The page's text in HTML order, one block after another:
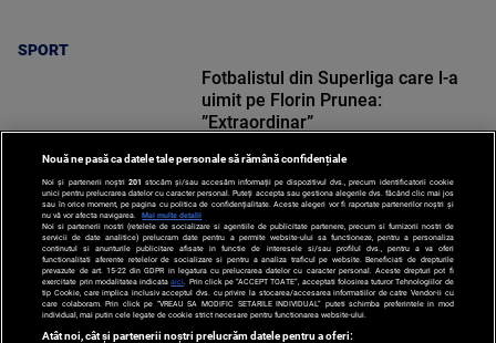
SPORT
SPORT
Fotbalistul din Superliga care l-a
uimit pe Florin Prunea:
”Extraordinar”
Nouă ne pasă ca datele tale personale să rămână confidențiale
Noi și partenerii noștri 201 stocăm și/sau accesăm informații pe dispozitivul dvs., precum identificatorii cookie
unici pentru prelucrarea datelor cu caracter personal. Puteți accepta sau gestiona alegerile dvs. făcând clic mai jos
sau în orice moment, pe pagina cu politica de confidențialitate. Aceste alegeri vor fi raportate partenerilor noștri și
nu vă vor afecta navigarea.
Mai multe detalii
Noi si partenerii nostri (retelele de socializare si agentiile de publicitate partenere, precum si furnizorii nostri de
servicii de date analitice) prelucram date pentru a permite website-ului sa functioneze, pentru a personaliza
continutul si anunturile publicitare afisate in functie de interesele si/sau profilul dvs., pentru a va oferi
functionalitati aferente retelelor de socializare si pentru a analiza traficul pe website. Beneficiati de drepturile
prevazute de art. 15-22 din GDPR in legatura cu prelucrarea datelor cu caracter personal. Aceste drepturi pot fi
exercitate prin modalitatea indicataaici . Prin click pe “ACCEPT TOATE”, acceptati folosirea tuturor Tehnologiilor de
tip Cookie, care implica inclusiv acceptul dvs. cu privire la stocarea/accesarea informatiilor de catre Vendor-ii cu
care colaboram. Prin click pe “VREAU SA MODIFIC SETARILE INDIVIDUAL” puteti schimba preferintele in mod
individual, mai putin cele legate de cookie strict necesare pentru functionarea website-ului.
Atât noi, cât și partenerii noștri prelucrăm datele pentru a oferi: